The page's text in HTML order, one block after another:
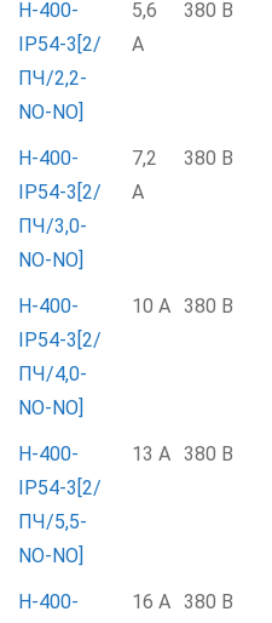
Н-400-
IP54-3[2/
ПЧ/2,2-
NO-NO]
5,6
А
380 В
Н-400-
IP54-3[2/
ПЧ/3,0-
NO-NO]
7,2
А
380 В
Н-400-
IP54-3[2/
ПЧ/4,0-
NO-NO]
10 А 380 В
Н-400-
IP54-3[2/
ПЧ/5,5-
NO-NO]
13 А 380 В
Н-400-
16 А 380 В